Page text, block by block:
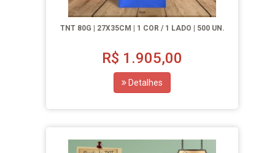
TNT 80G | 27X35CM | 1 COR / 1 LADO | 500 UN.
R$ 1.905,00
Detalhes